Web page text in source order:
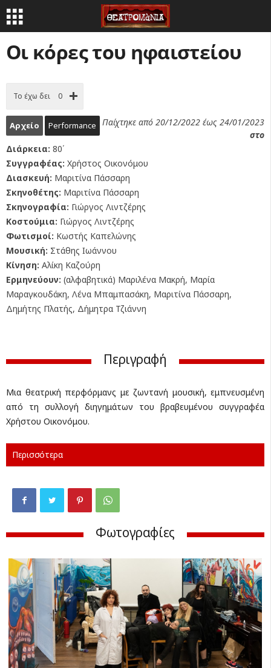
Οι κόρες του ηφαιστείου
Το έχω δει 0
Αρχείο Performance
Παίχτηκε από 20/12/2022 έως 24/01/2023
στο
Διάρκεια: 80΄
Συγγραφέας: Χρήστος Οικονόμου
Διασκευή: Μαριτίνα Πάσσαρη
Σκηνοθέτης: Μαριτίνα Πάσσαρη
Σκηνογραφία: Γιώργος Λιντζέρης
Κοστούμια: Γιώργος Λιντζέρης
Φωτισμοί: Κωστής Καπελώνης
Μουσική: Στάθης Ιωάννου
Κίνηση: Αλίκη Καζούρη
Ερμηνεύουν: (αλφαβητικά) Μαριλένα Μακρή, Μαρία
Μαραγκουδάκη, Λένα Μπαμπασάκη, Μαριτίνα Πάσσαρη,
Δημήτης Πλατής, Δήμητρα Τζιάννη
Περιγραφή
Μια θεατρική περφόρμανς με ζωντανή μουσική, εμπνευσμένη
από τη συλλογή διηγημάτων του βραβευμένου συγγραφέα
Χρήστου Οικονόμου.
Περισσότερα
Φωτογραφίες